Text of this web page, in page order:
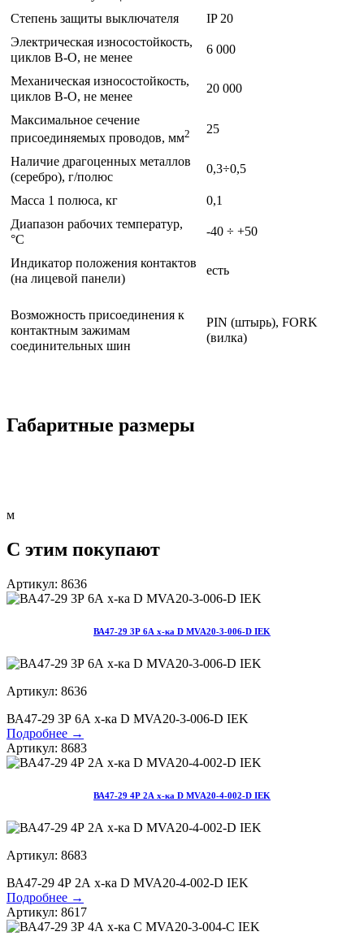
Степень защиты выключателя
IP 20
Электрическая износостойкость,
циклов В-О, не менее
6 000
Механическая износостойкость,
циклов В-О, не менее
20 000
Максимальное сечение
присоединяемых проводов, мм2 25
Наличие драгоценных металлов
(серебро), г/полюс
0,3÷0,5
Масса 1 полюса, кг
0,1
Диапазон рабочих температур,
°С
-40 ÷ +50
Индикатор положения контактов
(на лицевой панели)
есть
Возможность присоединения к
контактным зажимам
соединительных шин
PIN (штырь), FORK
(вилка)
Габаритные размеры
м
С этим покупают
Артикул: 8636
ВА47-29 3Р 6А х-ка D MVA20-3-006-D IEK
Артикул: 8636
ВА47-29 3Р 6А х-ка D MVA20-3-006-D IEK
Подробнее →
Артикул: 8683
ВА47-29 4Р 2А х-ка D MVA20-4-002-D IEK
Артикул: 8683
ВА47-29 4Р 2А х-ка D MVA20-4-002-D IEK
Подробнее →
Артикул: 8617